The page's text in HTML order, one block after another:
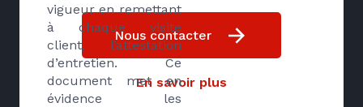
vigueur en remettant
à chaque visite
client, l’attestation
d’entretien. Ce
document met en
évidence les
Nous contacter
En savoir plus